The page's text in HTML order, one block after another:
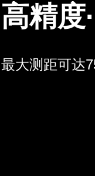
高精度
最大测距可达